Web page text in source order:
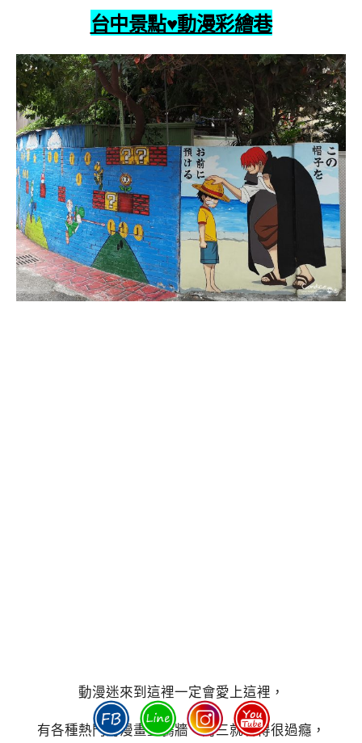
台中景點♥動漫彩繪巷
動漫迷來到這裡一定會愛上這裡，
有各種熱門的漫畫塗鴉牆，阿三就看得很過癮，